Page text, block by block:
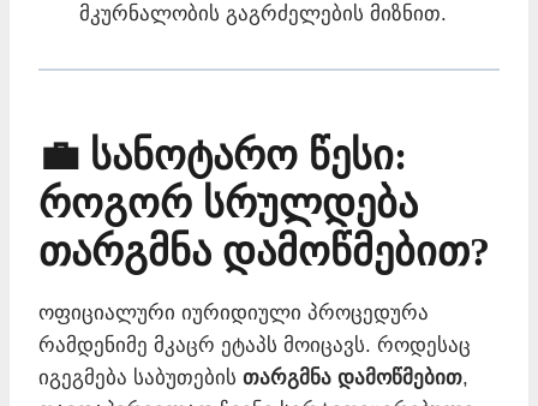
მკურნალობის გაგრძელების მიზნით.
💼 სანოტარო წესი:
როგორ სრულდება
თარგმნა დამოწმებით?
ოფიციალური იურიდიული პროცედურა
რამდენიმე მკაცრ ეტაპს მოიცავს. როდესაც
იგეგმება საბუთების თარგმნა დამოწმებით,